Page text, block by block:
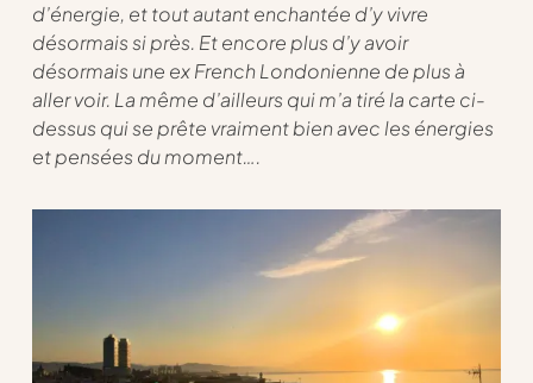
d’énergie, et tout autant enchantée d’y vivre
désormais si près. Et encore plus d’y avoir
désormais une ex French Londonienne de plus à
aller voir. La même d’ailleurs qui m’a tiré la carte ci-
dessus qui se prête vraiment bien avec les énergies
et pensées du moment….